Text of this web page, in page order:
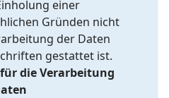
einer
Gründen nicht
der Daten
gestattet ist.
die Verarbeitung